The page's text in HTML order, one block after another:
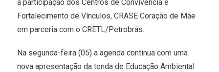
a participação dos Centros de Convivência e
Fortalecimento de Vínculos, CRASE Coração de Mãe
em parceria com o CRETL/Petrobrás.
Na segunda-feira (05) a agenda continua com uma
nova apresentação da tenda de Educação Ambiental